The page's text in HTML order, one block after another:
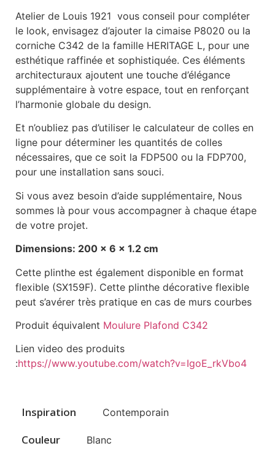
Atelier de Louis 1921 vous conseil pour compléter
le look, envisagez d’ajouter la cimaise P8020 ou la
corniche C342 de la famille HERITAGE L, pour une
esthétique raffinée et sophistiquée. Ces éléments
architecturaux ajoutent une touche d’élégance
supplémentaire à votre espace, tout en renforçant
l’harmonie globale du design.
Et n’oubliez pas d’utiliser le calculateur de colles en
ligne pour déterminer les quantités de colles
nécessaires, que ce soit la FDP500 ou la FDP700,
pour une installation sans souci.
Si vous avez besoin d’aide supplémentaire, Nous
sommes là pour vous accompagner à chaque étape
de votre projet.
Dimensions: 200 x 6 x 1.2 cm
Cette plinthe est également disponible en format
flexible (SX159F). Cette plinthe décorative flexible
peut s’avérer très pratique en cas de murs courbes
Produit équivalent Moulure Plafond C342
Lien video des produits
:https://www.youtube.com/watch?v=IgoE_rkVbo4
Inspiration Contemporain
Couleur Blanc